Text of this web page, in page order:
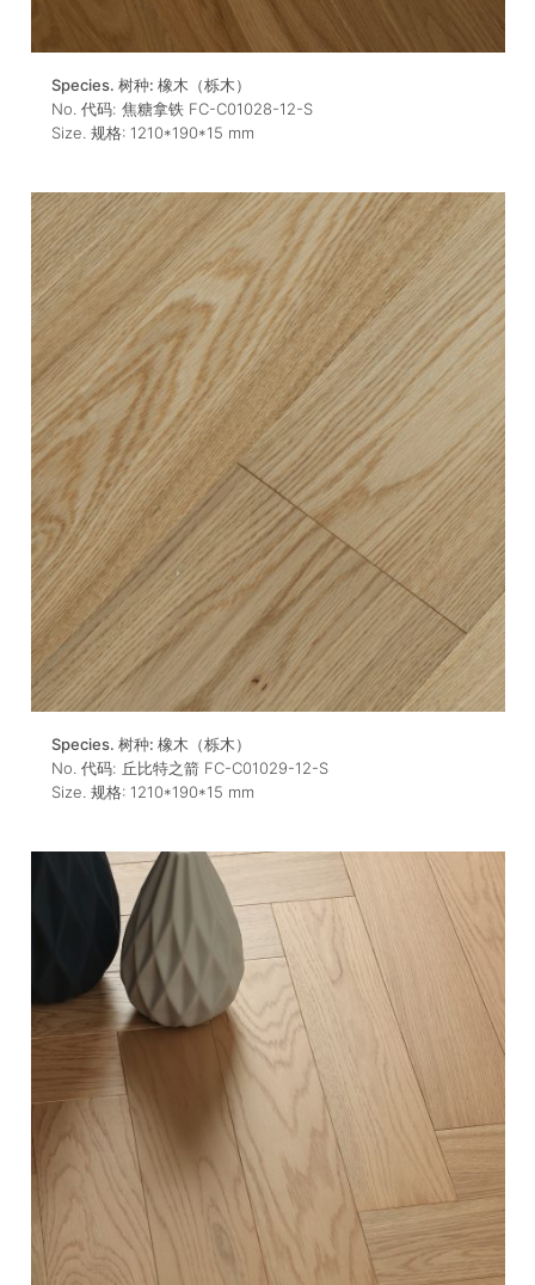
Species. 树种: 橡木（栎木）
No. 代码: 焦糖拿铁 FC-C01028-12-S
Size. 规格: 1210*190*15 mm
Species. 树种: 橡木（栎木）
No. 代码: 丘比特之箭 FC-C01029-12-S
Size. 规格: 1210*190*15 mm